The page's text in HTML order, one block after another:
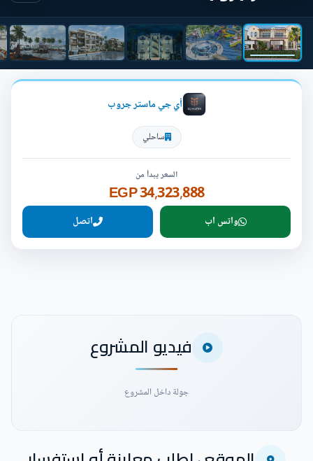
أي جي ماستر جروب
ساحلي
السعر يبدأ من
34,323,888 EGP
واتس اب اتصل
فيديو المشروع
جولة داخل المشروع